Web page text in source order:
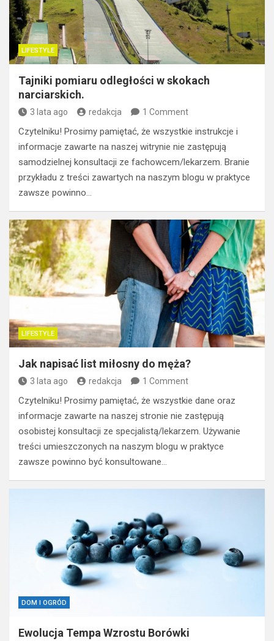
LIFESTYLE
Tajniki pomiaru odległości w skokach
narciarskich.
3 lata ago redakcja 1 Comment
Czytelniku! Prosimy pamiętać, że wszystkie instrukcje i
informacje zawarte na naszej witrynie nie zastępują
samodzielnej konsultacji ze fachowcem/lekarzem. Branie
przykładu z treści zawartych na naszym blogu w praktyce
zawsze powinno…
LIFESTYLE
Jak napisać list miłosny do męża?
3 lata ago redakcja 1 Comment
Czytelniku! Prosimy pamiętać, że wszystkie dane oraz
informacje zawarte na naszej stronie nie zastępują
osobistej konsultacji ze specjalistą/lekarzem. Używanie
treści umieszczonych na naszym blogu w praktyce
zawsze powinno być konsultowane…
DOM I OGRÓD
Ewolucja Tempa Wzrostu Borówki